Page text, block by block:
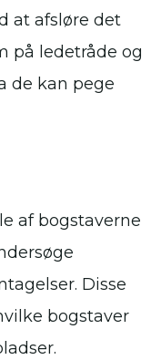
at afsløre det
på ledetråde og
de kan pege
af bogstaverne
Disse
bogstaver